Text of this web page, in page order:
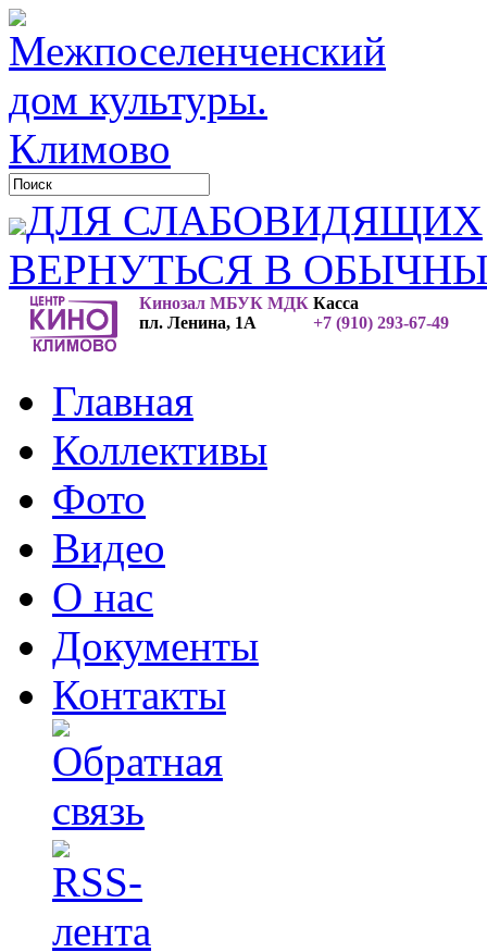
ДЛЯ СЛАБОВИДЯЩИХ
ВЕРНУТЬСЯ В
Кинозал МБУК МДК
пл. Ленина, 1А
Касса
+7 (910) 293-67-49
Главная
Коллективы
Фото
Видео
О нас
Документы
Контакты